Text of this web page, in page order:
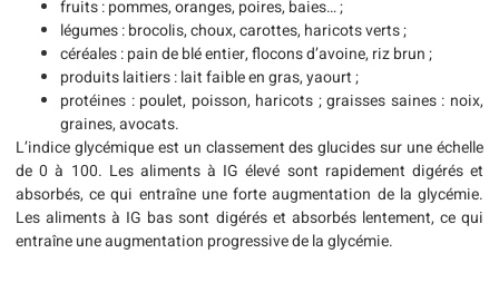
fruits : pommes, oranges, poires, baies… ;
légumes : brocolis, choux, carottes, haricots verts ;
céréales : pain de blé entier, flocons d’avoine, riz brun ;
produits laitiers : lait faible en gras, yaourt ;
protéines : poulet, poisson, haricots ; graisses saines : noix,
graines, avocats.
L’indice glycémique est un classement des glucides sur une échelle
de 0 à 100. Les aliments à IG élevé sont rapidement digérés et
absorbés, ce qui entraîne une forte augmentation de la glycémie.
Les aliments à IG bas sont digérés et absorbés lentement, ce qui
entraîne une augmentation progressive de la glycémie.